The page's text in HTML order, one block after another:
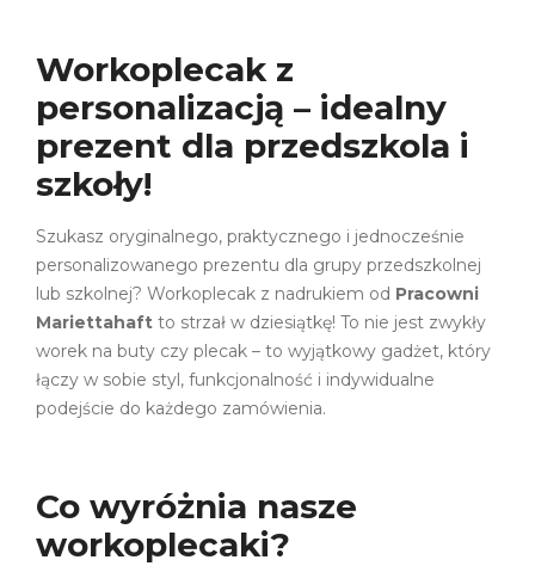
Workoplecak z
personalizacją – idealny
prezent dla przedszkola i
szkoły!
Szukasz oryginalnego, praktycznego i jednocześnie
personalizowanego prezentu dla grupy przedszkolnej
lub szkolnej? Workoplecak z nadrukiem od Pracowni
Mariettahaft to strzał w dziesiątkę! To nie jest zwykły
worek na buty czy plecak – to wyjątkowy gadżet, który
łączy w sobie styl, funkcjonalność i indywidualne
podejście do każdego zamówienia.
Co wyróżnia nasze
workoplecaki?